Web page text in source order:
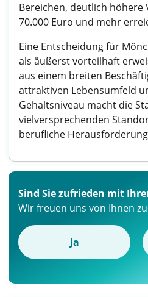
Bereichen, deutlich höhere
70.000 Euro und mehr
Eine Entscheidung für
als äußerst vorteilhaft
aus einem breiten
attraktiven Lebensumfeld
Gehaltsniveau macht die
vielversprechenden
berufliche
Sind Sie zufrieden mit
Wir freuen uns von Ihnen
Ja